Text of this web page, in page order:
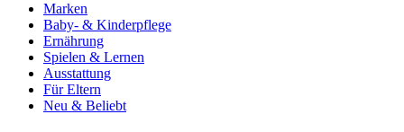
Marken
Baby- & Kinderpflege
Ernährung
Spielen & Lernen
Ausstattung
Für Eltern
Neu & Beliebt